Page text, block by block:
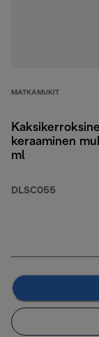
MATKAMUKIT
keraaminen
ml
DLSC055